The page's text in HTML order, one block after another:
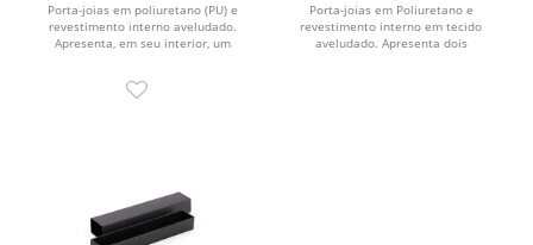
Porta-joias em poliuretano (PU) e
revestimento interno aveludado.
Apresenta, em seu interior, um
Porta-joias em Poliuretano e
revestimento interno em tecido
aveludado. Apresenta dois